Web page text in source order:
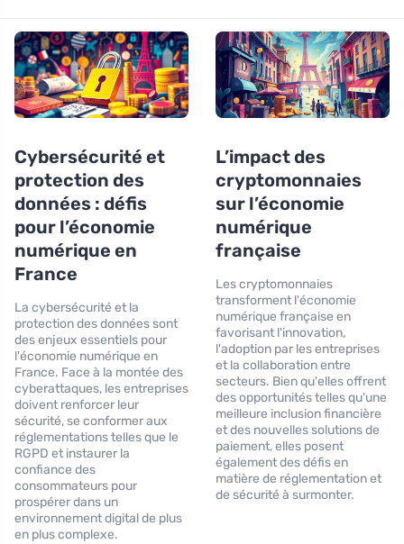
Cybersécurité et
protection des
données : défis
pour l’économie
numérique en
France
La cybersécurité et la
protection des données sont
des enjeux essentiels pour
l'économie numérique en
France. Face à la montée des
cyberattaques, les entreprises
doivent renforcer leur
sécurité, se conformer aux
réglementations telles que le
RGPD et instaurer la
confiance des
consommateurs pour
prospérer dans un
environnement digital de plus
en plus complexe.
L’impact des
cryptomonnaies
sur l’économie
numérique
française
Les cryptomonnaies
transforment l'économie
numérique française en
favorisant l'innovation,
l'adoption par les entreprises
et la collaboration entre
secteurs. Bien qu'elles offrent
des opportunités telles qu'une
meilleure inclusion financière
et des nouvelles solutions de
paiement, elles posent
également des défis en
matière de réglementation et
de sécurité à surmonter.